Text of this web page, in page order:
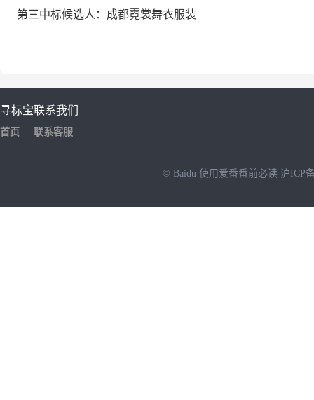
第三中标候选人：成都霓裳舞衣服装
寻标宝
首页
联系我们
联系客服
© Baidu 使用爱番番前必读 沪ICP